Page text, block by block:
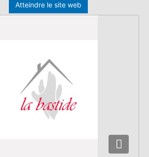
Atteindre le site web